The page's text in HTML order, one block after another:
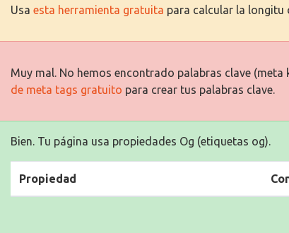
Usa esta herramienta gratuita para calcular la longitu
Muy mal. No hemos encontrado palabras clave (meta
de meta tags gratuito para crear tus palabras clave.
Bien. Tu página usa propiedades Og (etiquetas og).
Propiedad